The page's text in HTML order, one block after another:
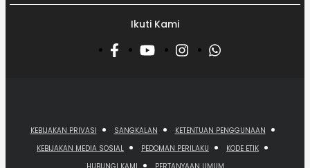
Ikuti Kami
KEBIJAKAN PRIVASI SANGKALAN
KETENTUAN PENGGUNAAN
KEBIJAKAN MEDIA SOSIAL
PEDOMAN PERILAKU
KODE ETIK